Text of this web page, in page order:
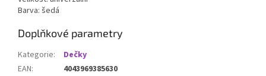
Barva: šedá
Doplňkové parametry
Kategorie:
Dečky
EAN:
4043969385630